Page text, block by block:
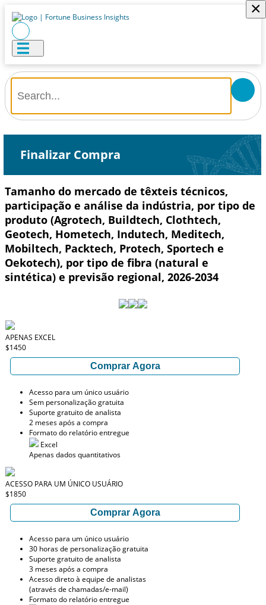
×
Finalizar Compra
Tamanho do mercado de têxteis técnicos,
participação e análise da indústria, por tipo de
produto (Agrotech, Buildtech, Clothtech,
Geotech, Hometech, Indutech, Meditech,
Mobiltech, Packtech, Protech, Sportech e
Oekotech), por tipo de fibra (natural e
sintética) e previsão regional, 2026-2034
APENAS EXCEL
$1450
Comprar Agora
Acesso para um único usuário
Sem personalização gratuita
Suporte gratuito de analista
2 meses após a compra
Formato do relatório entregue
Excel
Apenas dados quantitativos
ACESSO PARA UM ÚNICO USUÁRIO
$1850
Comprar Agora
Acesso para um único usuário
30 horas de personalização gratuita
Suporte gratuito de analista
3 meses após a compra
Acesso direto à equipe de analistas
(através de chamadas/e-mail)
Formato do relatório entregue